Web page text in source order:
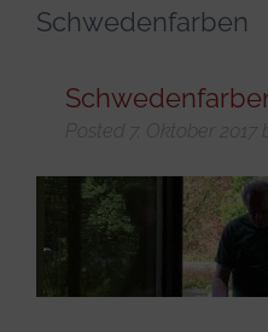
Innenfarben
Verdünner & Reiniger
Infos & Tipps
Schwedenfarben
Posted 7. Oktober 2017